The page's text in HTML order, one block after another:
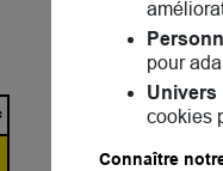
pour
Univers
cookies
Connaître